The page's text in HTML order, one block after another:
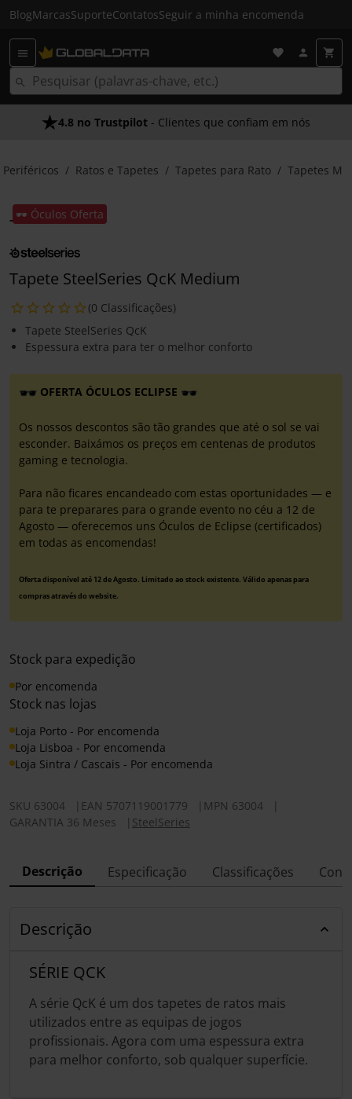
BlogMarcasSuporteContatosSeguir a minha encomenda
4.8 no Trustpilot - Clientes que confiam em nós
Periféricos Ratos e Tapetes Tapetes para Rato Tapetes M
🕶️ Óculos Oferta
Tapete SteelSeries QcK Medium
(0 Classificações)
Tapete SteelSeries QcK
Espessura extra para ter o melhor conforto
OFERTA ÓCULOS ECLIPSE
Os nossos descontos são tão grandes que até o sol se vai
esconder. Baixámos os preços em centenas de produtos
gaming e tecnologia.
Para não ficares encandeado com estas oportunidades — e
para te preparares para o grande evento no céu a 12 de
Agosto — oferecemos uns Óculos de Eclipse (certificados)
em todas as encomendas!
Oferta disponível até 12 de Agosto. Limitado ao stock existente. Válido apenas para
compras através do website.
Stock para expedição
Por encomenda
Stock nas lojas
Loja Porto - Por encomenda
Loja Lisboa - Por encomenda
Loja Sintra / Cascais - Por encomenda
SKU 63004 EAN 5707119001779 MPN 63004
GARANTIA 36 Meses
SteelSeries
Descrição Especificação Classificações
Descrição
SÉRIE QCK
A série QcK é um dos tapetes de ratos mais
utilizados entre as equipas de jogos
profissionais. Agora com uma espessura extra
para melhor conforto, sob qualquer superfície.